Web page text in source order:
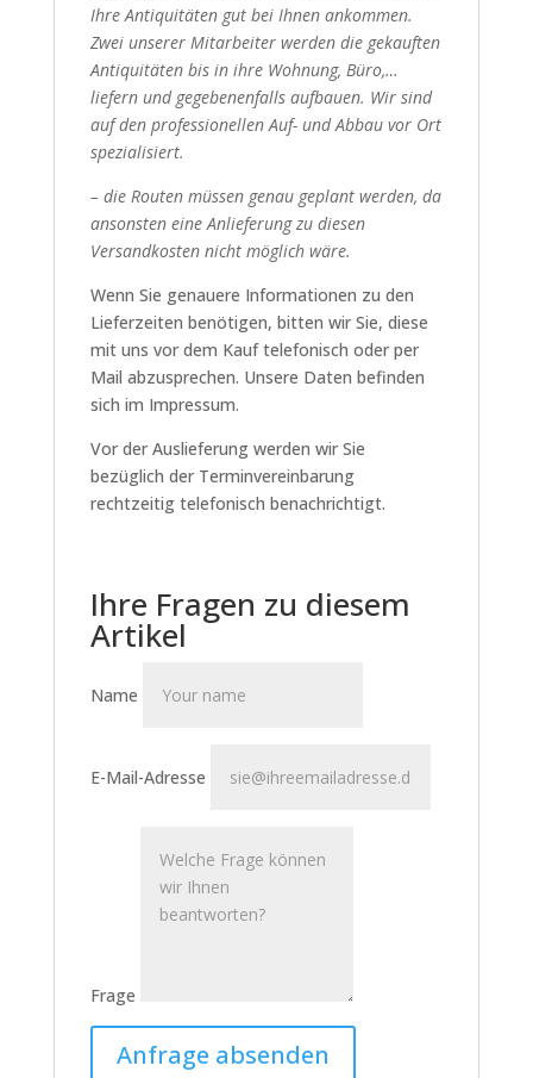
Ihre Antiquitäten gut bei Ihnen ankommen.
Zwei unserer Mitarbeiter werden die gekauften
Antiquitäten bis in ihre Wohnung, Büro,…
liefern und gegebenenfalls aufbauen. Wir sind
auf den professionellen Auf- und Abbau vor Ort
spezialisiert.
– die Routen müssen genau geplant werden, da
ansonsten eine Anlieferung zu diesen
Versandkosten nicht möglich wäre.
Wenn Sie genauere Informationen zu den
Lieferzeiten benötigen, bitten wir Sie, diese
mit uns vor dem Kauf telefonisch oder per
Mail abzusprechen. Unsere Daten befinden
sich im Impressum.
Vor der Auslieferung werden wir Sie
bezüglich der Terminvereinbarung
rechtzeitig telefonisch benachrichtigt.
Ihre Fragen zu diesem
Artikel
Name
E-Mail-Adresse
Frage